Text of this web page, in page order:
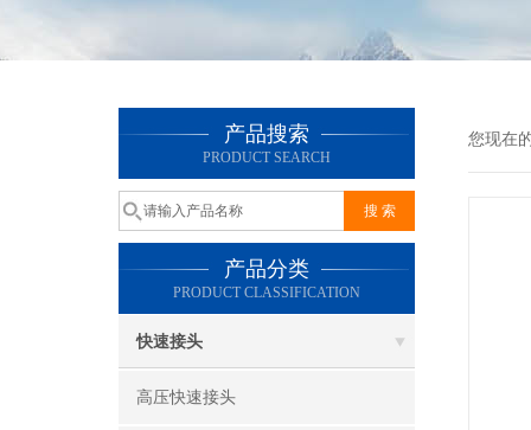
产品搜索
PRODUCT SEARCH
产品分类
PRODUCT CLASSIFICATION
快速接头
高压快速接头
您现在